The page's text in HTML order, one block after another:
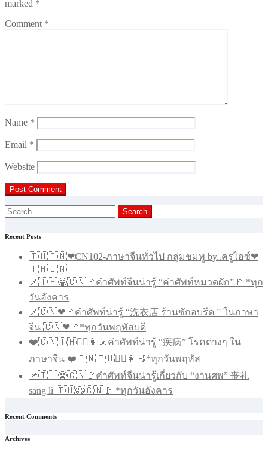
marked *
Comment *
Name *
Email *
Website
Search
for:
Recent Posts
🇹🇭🇨🇳❤CN102-ภาษาจีนทั่วไป กลุ่มชมพู by..ครูไอซ์❤
🇹🇭🇨🇳
📌🇹🇭😀🇨🇳🚩คำศัพท์จีนน่ารู้ “คำศัพท์หมวดผัก”🚩 *ทุก
วันอังคาร
📌🇨🇳❤🚩คำศัพท์น่ารู้ “洗衣店 ร้านซักอบรีด ” ในภาษา
จีน 🇨🇳❤🚩*ทุกวันพฤหัสบดี
❤️🇨🇳🇹🇭🧑‍⚕️👩‍🦽คำศัพท์น่ารู้ “疾病” โรคต่างๆ ใน
ภาษาจีน ❤️🇨🇳🇹🇭🧑‍⚕️👩‍🦽*ทุกวันพฤหัส
📌🇹🇭😀🇨🇳🚩คำศัพท์จีนน่ารู้เกี่ยวกับ “งานศพ” 丧礼
sāng lǐ 🇹🇭😀🇨🇳🚩 *ทุกวันอังคาร
Recent Comments
Archives